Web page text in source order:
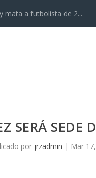
mata a futbolista de 2...
SERÁ SEDE
por jrzadmin | Mar